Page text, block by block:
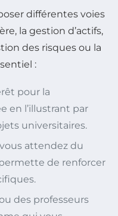
différentes voies
la gestion d’actifs,
des risques ou la
:
pour la
en l’illustrant par
universitaires.
attendez du
de renforcer
des professeurs